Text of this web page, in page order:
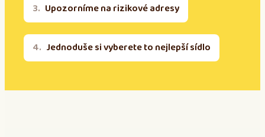
Upozorníme na rizikové adresy
Jednoduše si vyberete to nejlepší sídlo